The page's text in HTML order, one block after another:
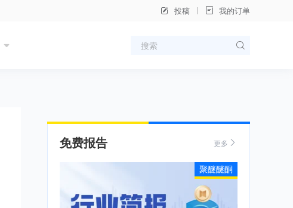
投稿 我的订单
免费报告 更多
聚醚醚酮